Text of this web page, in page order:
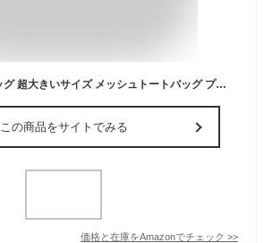
siawadeky ビーチバッグ 超大きいサイズ メッシュトートバッグ プールバッグ 通気性 大容量 収納力 トイレタリーバッグ 小物ポケット付き 洗面用具入れ タオル 衣類 スリッパ 収納袋 砂遊び 海遊び 温泉バッグ
この商品をサイトでみる
価格と在庫をAmazonでチェック >>